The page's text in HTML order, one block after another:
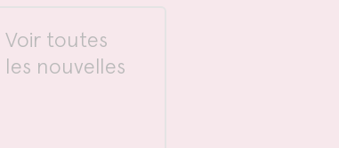
Voir toutes
les nouvelles